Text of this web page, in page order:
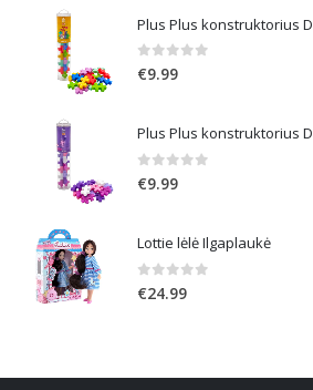
0out of 5
€9.99
0out of 5
€9.99
Lottie lėlė Ilgaplaukė
0 out of 5
€24.99